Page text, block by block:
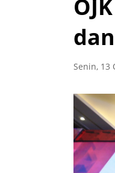
Senin, 13